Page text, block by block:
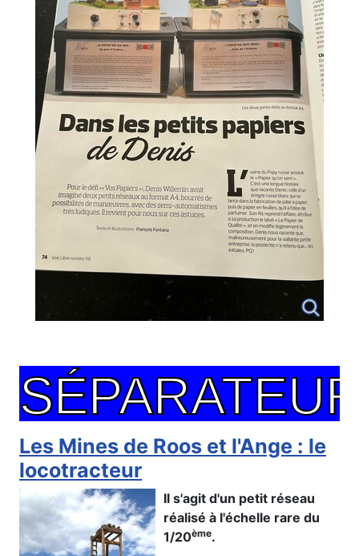
Les Mines de Roos et l'Ange : le
locotracteur
Il s'agit d'un petit réseau
réalisé à l'échelle rare du
1/20ème.